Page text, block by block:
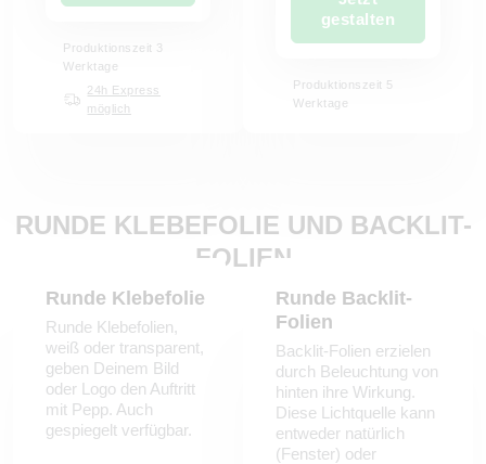
Produktionszeit 3
Werktage
24h Express
möglich
gestalten
Produktionszeit 5
Werktage
RUNDE KLEBEFOLIE UND BACKLIT-
FOLIEN
Runde Klebefolie
Runde Klebefolien,
weiß oder transparent,
geben Deinem Bild
oder Logo den Auftritt
mit Pepp. Auch
gespiegelt verfügbar.
Runde Backlit-
Folien
Backlit-Folien erzielen
durch Beleuchtung von
hinten ihre Wirkung.
Diese Lichtquelle kann
entweder natürlich
(Fenster) oder